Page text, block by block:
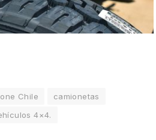
Chile
camionetas
4×4.